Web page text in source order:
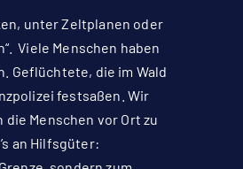
unter Zeltplanen oder
Viele Menschen haben
Geflüchtete, die im Wald
festsaßen. Wir
Menschen vor Ort zu
an Hilfsgüter: